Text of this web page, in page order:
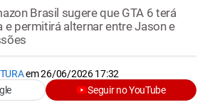
Brasil sugere que GTA 6 terá
e permitirá alternar entre Jason e
em26/06/2026 17:32
Seguir no YouTube